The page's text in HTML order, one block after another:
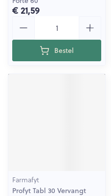
€ 21,59
Bestel
Farmafyt
Profyt Tabl 30 Vervangt